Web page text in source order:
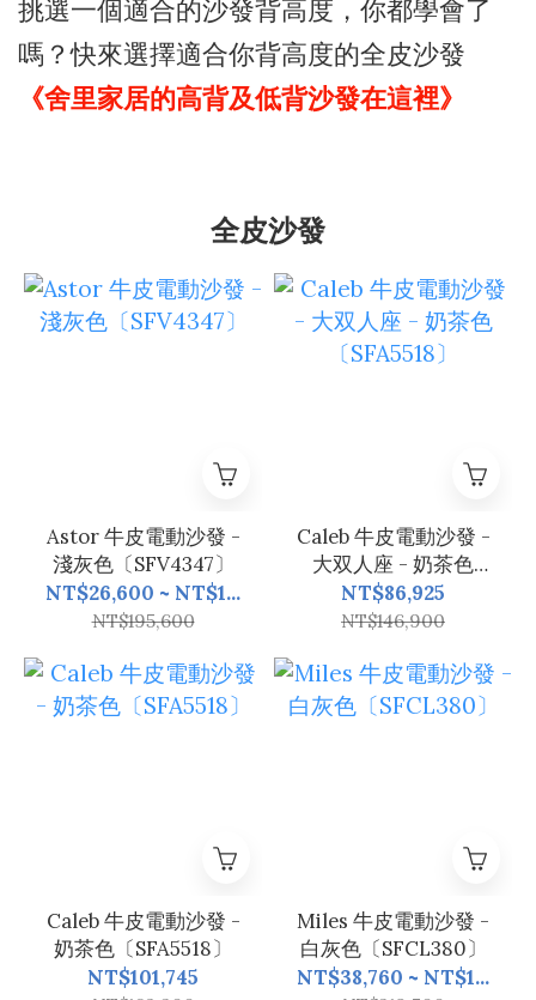
挑選一個適合的沙發背高度，你都學會了
嗎？快來選擇適合你背高度的全皮沙發
《舍里家居的高背及低背沙發在這裡》
全皮沙發
Astor 牛皮電動沙發 -
淺灰色〔SFV4347〕
NT$26,600 ~ NT$1...
NT$195,600
Caleb 牛皮電動沙發 -
大双人座 - 奶茶色
〔SFA5518〕
NT$86,925
NT$146,900
Caleb 牛皮電動沙發 -
奶茶色〔SFA5518〕
NT$101,745
Miles 牛皮電動沙發 -
白灰色〔SFCL380〕
NT$38,760 ~ NT$1...